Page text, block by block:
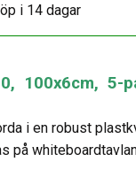
100x6cm, 5-
i en robust
på
i 14 dagar